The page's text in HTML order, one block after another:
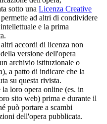
sotto una Licenza Creative
ad altri di condividere
e la prima
accordi di licenza non
versione dell'opera
archivio istituzionale o
a patto di indicare che la
su questa rivista.
loro opera online (es. in
sito web) prima e durante il
può portare a scambi
dell'opera pubblicata.